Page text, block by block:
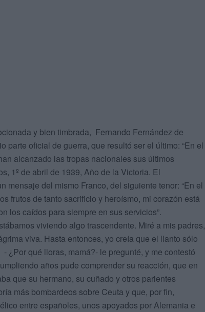
y bien timbrada, Fernando Fernández de
parte oficial de guerra, que resultó ser el último: “En el
alcanzado las tropas nacionales sus últimos
1º de abril de 1939, Año de la Victoria. El
mensaje del mismo Franco, del siguiente tenor: “En el
frutos de tanto sacrificio y heroísmo, mi corazón está
los caídos para siempre en sus servicios”.
viviendo algo trascendente. Miré a mis padres,
viva. Hasta entonces, yo creía que el llanto sólo
¿Por qué lloras, mamá?- le pregunté, y me contestó
años pude comprender su reacción, que en
que su hermano, su cuñado y otros parientes
más bombardeos sobre Ceuta y que, por fin,
entre españoles, unos apoyados por Alemania e